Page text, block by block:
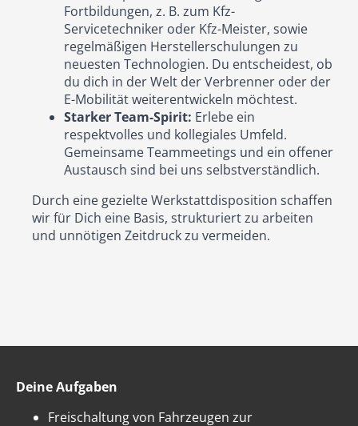
Fortbildungen, z. B. zum Kfz-
Servicetechniker oder Kfz-Meister, sowie
regelmäßigen Herstellerschulungen zu
neuesten Technologien. Du entscheidest, ob
du dich in der Welt der Verbrenner oder der
E-Mobilität weiterentwickeln möchtest.
Starker Team-Spirit: Erlebe ein
respektvolles und kollegiales Umfeld.
Gemeinsame Teammeetings und ein offener
Austausch sind bei uns selbstverständlich.
Durch eine gezielte Werkstattdisposition schaffen
wir für Dich eine Basis, strukturiert zu arbeiten
und unnötigen Zeitdruck zu vermeiden.
Deine Aufgaben
Freischaltung von Fahrzeugen zur